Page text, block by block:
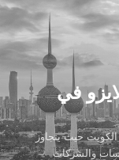
في
حيث يتجاوز
والشركات